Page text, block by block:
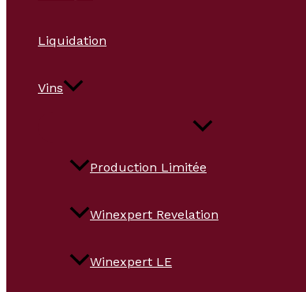
Liquidation
Vins
Production Limitée
Winexpert Revelation
Winexpert LE